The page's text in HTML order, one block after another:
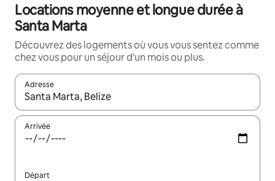
Locations moyenne et longue durée à
Santa Marta
Découvrez des logements où vous vous sentez comme
chez vous pour un séjour d'un mois ou plus.
Adresse
Lorsque les résultats s'affichent, utilisez les flèches vers le
Arrivée
Départ